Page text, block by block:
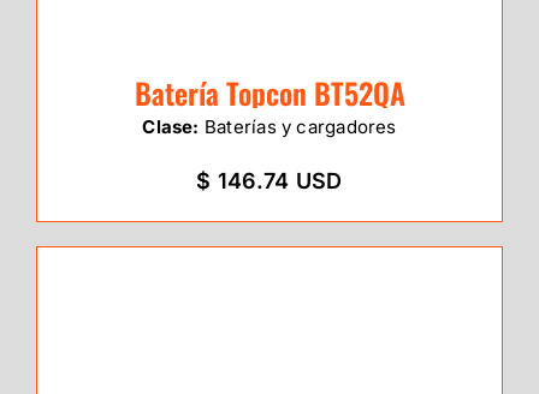
Batería Topcon BT52QA
Clase: Baterías y cargadores
$ 146.74 USD